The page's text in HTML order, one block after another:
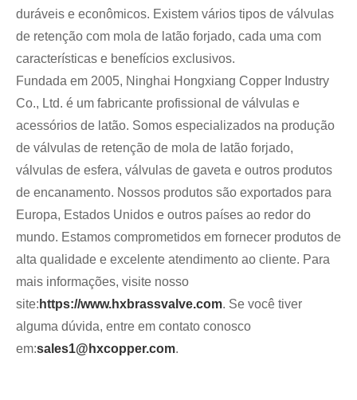
duráveis ​​e econômicos. Existem vários tipos de válvulas
de retenção com mola de latão forjado, cada uma com
características e benefícios exclusivos.
Fundada em 2005, Ninghai Hongxiang Copper Industry
Co., Ltd. é um fabricante profissional de válvulas e
acessórios de latão. Somos especializados na produção
de válvulas de retenção de mola de latão forjado,
válvulas de esfera, válvulas de gaveta e outros produtos
de encanamento. Nossos produtos são exportados para
Europa, Estados Unidos e outros países ao redor do
mundo. Estamos comprometidos em fornecer produtos de
alta qualidade e excelente atendimento ao cliente. Para
mais informações, visite nosso
site: https://www.hxbrassvalve.com. Se você tiver
alguma dúvida, entre em contato conosco
em:sales1@hxcopper.com.